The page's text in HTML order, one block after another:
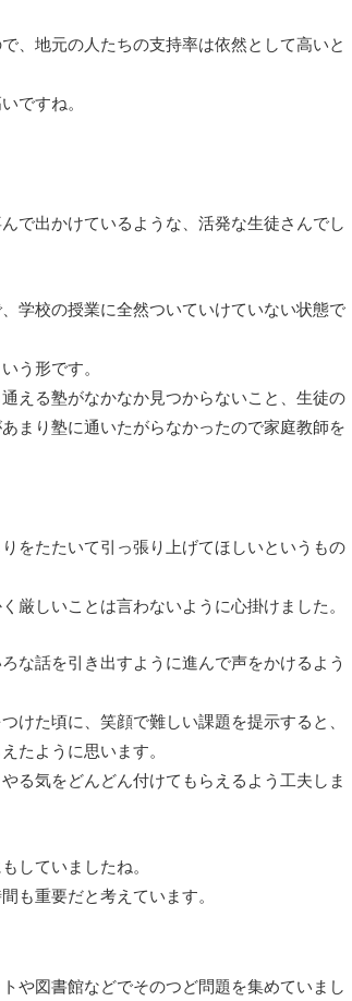
、地元の人たちの支持率は依然として高いと
ですね。
で出かけているような、活発な生徒さんでし
学校の授業に全然ついていけていない状態で
う形です。
える塾がなかなか見つからないこと、生徒の
まり塾に通いたがらなかったので家庭教師を
をたたいて引っ張り上げてほしいというもの
厳しいことは言わないように心掛けました。
な話を引き出すように進んで声をかけるよう
けた頃に、笑顔で難しい課題を提示すると、
たように思います。
る気をどんどん付けてもらえるよう工夫しま
していましたね。
も重要だと考えています。
や図書館などでそのつど問題を集めていまし